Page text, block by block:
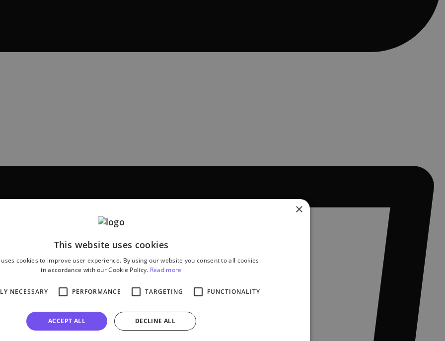
×
This website uses cookies
cookies to improve user experience. By using our website you consent to all cookies
in accordance with our Cookie Policy. Read more
NECESSARY PERFORMANCE TARGETING FUNCTIONALITY
ACCEPT ALL DECLINE ALL